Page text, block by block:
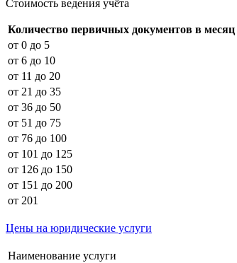
Стоимость ведения учёта
Количество первичных документов в месяц
от 0 до 5
от 6 до 10
от 11 до 20
от 21 до 35
от 36 до 50
от 51 до 75
от 76 до 100
от 101 до 125
от 126 до 150
от 151 до 200
от 201
Цены на юридические услуги
Наименование услуги